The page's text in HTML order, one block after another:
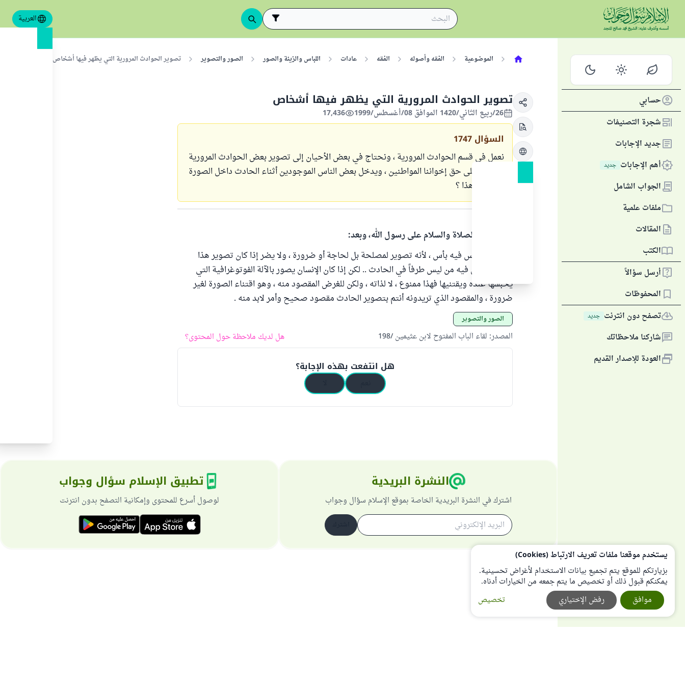
العربية
حسابي
شجرة التصنيفات
جديد الإجابات
أهم الإجابات جديد
الجواب الشامل
ملفات علمية
المقالات
الكتب
أرسل سؤالاً
المحفوظات
تصفح دون انترنت جديد
شاركنا ملاحظاتك
العودة للإصدار القديم
الموضوعية الفقه وأصوله الفقه عادات اللباس والزينة والصور الصور والتصوير تصوير الحوادث المرورية التي يظهر فيها أشخاص
تصوير الحوادث المرورية التي يظهر فيها أشخاص
26/ربيع الثاني/1420 الموافق 08/أغسطس/1999 17,436
السؤال 1747
نعمل في قسم الحوادث المرورية ، ونحتاج في بعض الأحيان إلى تصوير بعض الحوادث المرورية
للحفاظ على حق إخواننا المواطنين ، ويدخل بعض الناس الموجودين أثناء الحادث داخل الصورة
فما حكم هذا ؟
الحمد لله والصلاة والسلام على رسول الله، وبعد:
هذا العمل ليس فيه بأس ، لأنه تصوير لمصلحة بل لحاجة أو ضرورة ، ولا يضر إذا كان تصوير هذا
المكان يدخل فيه من ليس طرفاً في الحادث .. لكن إذا كان الإنسان يصور بالآلة الفوتوغرافية التي
يحبسها عنده ويقتنيها فهذا ممنوع ، لا لذاته ، ولكن للغرض المقصود منه ، وهو اقتناء الصورة لغير
ضرورة ، والمقصود الذي تريدونه أنتم بتصوير الحادث مقصود صحيح وأمر لابد منه .
الصور والتصوير
المصدر: لقاء الباب المفتوح لابن عثيمين /198 هل لديك ملاحظة حول المحتوى؟
هل انتفعت بهذه الإجابة؟
النشرة البريدية
اشترك في النشرة البريدية الخاصة بموقع الإسلام سؤال وجواب
تطبيق الإسلام سؤال وجواب
لوصول أسرع للمحتوى وإمكانية التصفح بدون انترنت
يستخدم موقعنا ملفات تعريف الارتباط (Cookies)
بزيارتكم للموقع يتم تجميع بيانات الاستخدام لأغراض تحسينية.
يمكنكم قبول ذلك أو تخصيص ما يتم جمعه من الخيارات أدناه.
تخصيص
رفض الإختياري موافق